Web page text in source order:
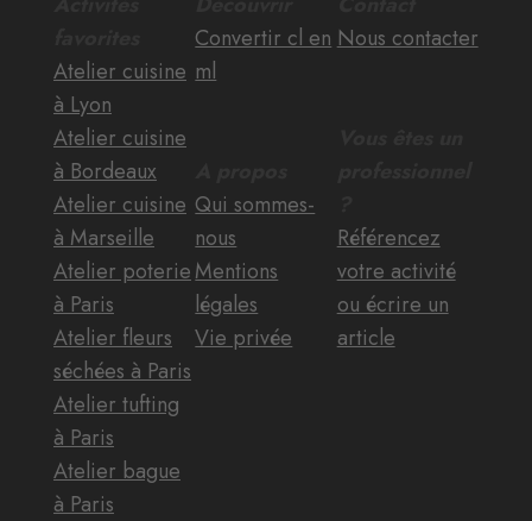
Atelier cuisine
à Lyon
Atelier cuisine
à Bordeaux
Atelier cuisine
à Marseille
Atelier poterie
à Paris
Atelier fleurs
séchées à Paris
Atelier tufting
à Paris
Atelier bague
à Paris
Convertir cl en
ml
Qui sommes-
nous
Mentions
légales
Vie privée
Nous contacter
Référencez
votre activité
ou écrire un
article